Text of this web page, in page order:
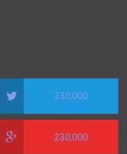
230,000
230,000